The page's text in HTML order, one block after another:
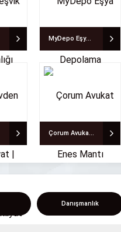
MyDepo Eşya Depolama
Çorum Avukat Enes Mantı
Danışmanlık